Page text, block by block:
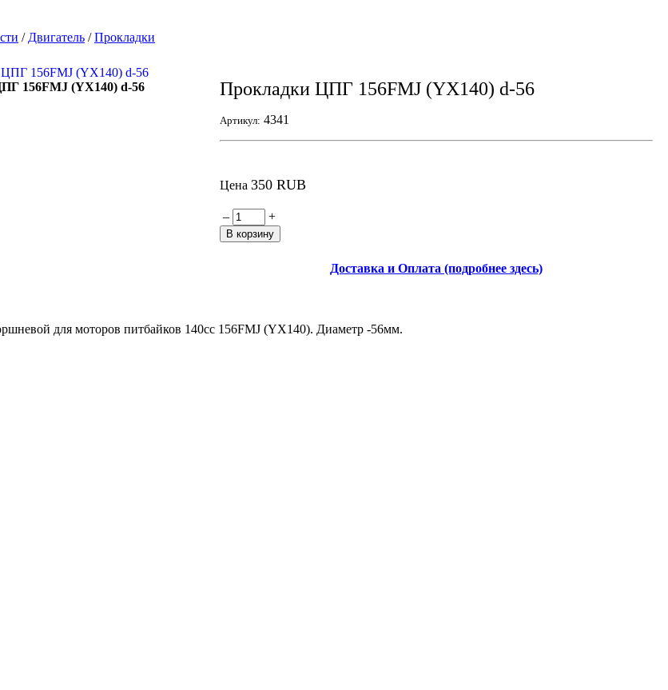
/ Двигатель /Прокладки
156FMJ (YX140) d-56 Прокладки ЦПГ 156FMJ (YX140) d-56
Артикул: 4341
Цена 350 RUB
– +
Доставка и Оплата (подробнее здесь)
для моторов питбайков 140сс 156FMJ (YX140). Диаметр -56мм.